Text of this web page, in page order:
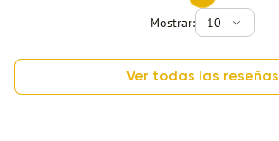
Mostrar:
10
Ver todas las reseñas